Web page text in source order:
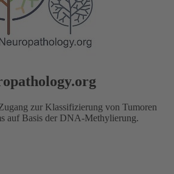
zur Klassifizierung von Tumoren
auf Basis der DNA-Methylierung.